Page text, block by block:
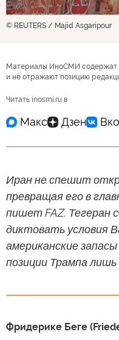
© REUTERS / Majid Asgaripour
Материалы ИноСМИ содержат
и не отражают позицию
Читать inosmi.ru в
Иран не спешит
превращая его в
пишет FAZ. Тегеран
диктовать условия
американские
позиции Трампа
Фридерике Беге